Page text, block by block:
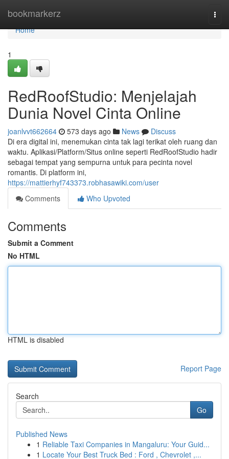
bookmarkerz
Home
Home
1
RedRoofStudio: Menjelajah
Dunia Novel Cinta Online
joanlvvt662664 573 days ago News
Discuss
Di era digital ini, menemukan cinta tak lagi terikat oleh ruang dan
waktu. Aplikasi/Platform/Situs online seperti RedRoofStudio hadir
sebagai tempat yang sempurna untuk para pecinta novel
romantis. Di platform ini,
https://mattierhyf743373.robhasawiki.com/user
Comments
Who Upvoted
Comments
Submit a Comment
No HTML
HTML is disabled
Report Page
Search
Go
Published News
1 Reliable Taxi Companies in Mangaluru: Your Guid...
1 Locate Your Best Truck Bed : Ford , Chevrolet ,...